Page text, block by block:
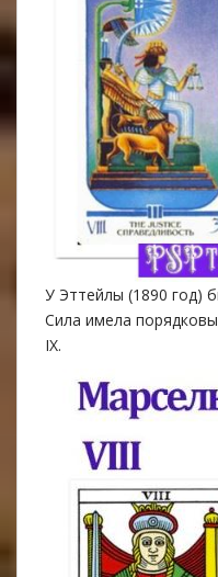
У Эттейлы (1890 год)
Сила имела
IX.